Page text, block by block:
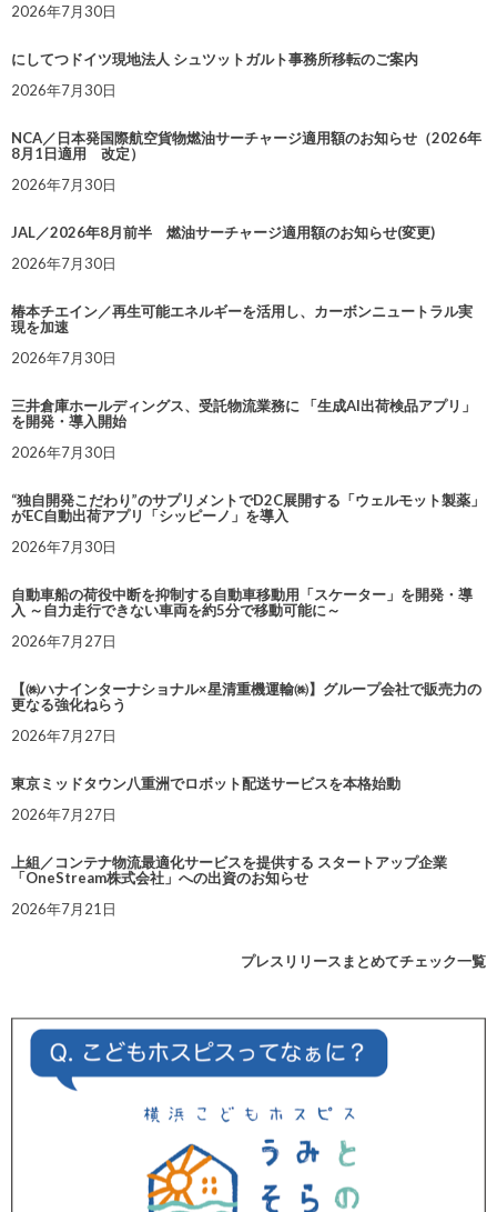
2026年7月30日
にしてつドイツ現地法人 シュツットガルト事務所移転のご案内
2026年7月30日
NCA／日本発国際航空貨物燃油サーチャージ適用額のお知らせ（2026年
8月1日適用 改定）
2026年7月30日
JAL／2026年8月前半 燃油サーチャージ適用額のお知らせ(変更)
2026年7月30日
椿本チエイン／再生可能エネルギーを活用し、カーボンニュートラル実
現を加速
2026年7月30日
三井倉庫ホールディングス、受託物流業務に 「生成AI出荷検品アプリ」
を開発・導入開始
2026年7月30日
“独自開発こだわり”のサプリメントでD2C展開する「ウェルモット製薬」
がEC自動出荷アプリ「シッピーノ」を導入
2026年7月30日
自動車船の荷役中断を抑制する自動車移動用「スケーター」を開発・導
入 ～自力走行できない車両を約5分で移動可能に～
2026年7月27日
【㈱ハナインターナショナル×星清重機運輸㈱】グループ会社で販売力の
更なる強化ねらう
2026年7月27日
東京ミッドタウン八重洲でロボット配送サービスを本格始動
2026年7月27日
上組／コンテナ物流最適化サービスを提供する スタートアップ企業
「OneStream株式会社」への出資のお知らせ
2026年7月21日
プレスリリースまとめてチェック一覧